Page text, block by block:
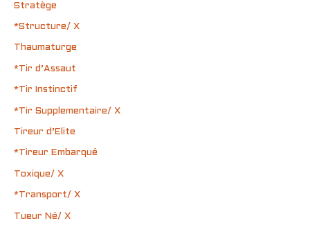
Stratège
*Structure/ X
Thaumaturge
*Tir d’Assaut
*Tir Instinctif
*Tir Supplementaire/ X
Tireur d’Elite
*Tireur Embarqué
Toxique/ X
*Transport/ X
Tueur Né/ X